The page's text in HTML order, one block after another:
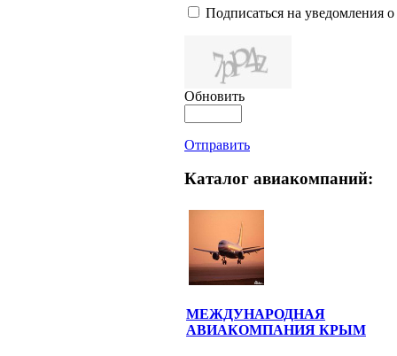
Подписаться на уведомления
Обновить
Отправить
Каталог авиакомпаний:
МЕЖДУНАРОДНАЯ
АВИАКОМПАНИЯ КРЫМ